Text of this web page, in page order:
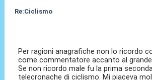
Re:Ciclismo
Per ragioni anagrafiche non lo ricordo
come commentatore accanto al grande
Se non ricordo male fu la prima
telecronache di ciclismo. Mi piaceva